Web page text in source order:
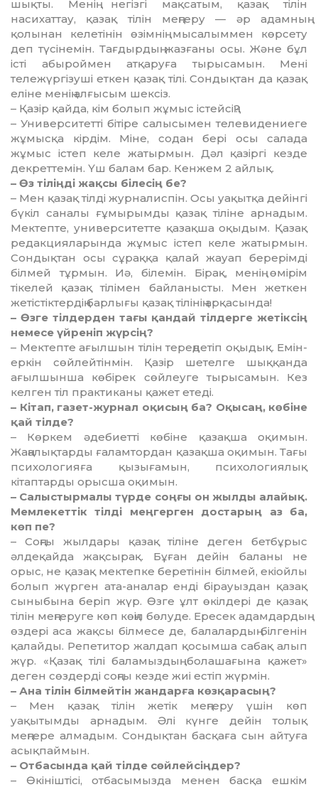
шықты. Менің негізгі мақсатым, қазақ тілін
насихаттау, қазақ тілін меңгеру — әр адамның
қолынан келетінін өзімнің мысалыммен көрсету
деп түсінемін. Тағдырдың жазғаны осы. Және бұл
істі абыроймен атқаруға тырысамын. Мені
тележүргізуші еткен қазақ тілі. Сондықтан да қазақ
еліне менің алғысым шексіз.
– Қазір қайда, кім болып жұмыс істейсің?
– Университетті бітіре салысымен телевидениеге
жұмысқа кірдім. Міне, содан бері осы салада
жұмыс істеп келе жатырмын. Дәл қазіргі кезде
декреттемін. Үш балам бар. Кенжем 2 айлық.
– Өз тіліңді жақсы білесің бе?
– Мен қазақ тілді журналиспін. Осы уақытқа дейінгі
бүкіл саналы ғұмырымды қазақ тіліне арнадым.
Мектепте, университетте қазақша оқыдым. Қазақ
редакцияларында жұмыс істеп келе жатырмын.
Сондықтан осы сұраққа қалай жауап берерімді
білмей тұрмын. Иә, білемін. Бірақ, менің өмірім
тікелей қазақ тілімен байланысты. Мен жеткен
жетістіктердің барлығы қазақ тілінің арқасында!
– Өзге тілдерден тағы қандай тілдерге жетіксің
немесе үйреніп жүрсің?
– Мектепте ағылшын тілін тереңдетіп оқыдық. Емін-
еркін сөйлейтінмін. Қазір шетелге шыққанда
ағылшынша көбірек сөйлеуге тырысамын. Кез
келген тіл практиканы қажет етеді.
– Кітап, газет-журнал оқисың ба? Оқысаң, көбіне
қай тілде?
– Көркем әдебиетті көбіне қазақша оқимын.
Жаңалықтарды ғаламтордан қазақша оқимын. Тағы
психологияға қызығамын, психологиялық
кітаптарды орысша оқимын.
– Салыстырмалы түрде соңғы он жылды алайық.
Мемлекеттік тілді меңгерген достарың аз ба,
көп пе?
– Соңғы жылдары қазақ тіліне деген бетбұрыс
әлдеқайда жақсырақ. Бұған дейін баланы не
орыс, не қазақ мектепке беретінін білмей, екіойлы
болып жүрген ата-аналар енді бірауыздан қазақ
сыныбына беріп жүр. Өзге ұлт өкілдері де қазақ
тілін меңгеруге көп көңіл бөлуде. Ересек адамдардың
өздері аса жақсы білмесе де, балалардың білгенін
қалайды. Репетитор жалдап қосымша сабақ алып
жүр. «Қазақ тілі баламыздың болашағына қажет»
деген сөздерді соңғы кезде жиі естіп жүрмін.
– Ана тілін білмейтін жандарға көзқарасың?
– Мен қазақ тілін жетік меңгеру үшін көп
уақытымды арнадым. Әлі күнге дейін толық
меңгере алмадым. Сондықтан басқаға сын айтуға
асықпаймын.
– Отбасында қай тілде сөйлейсіңдер?
– Өкініштісі, отбасымызда менен басқа ешкім